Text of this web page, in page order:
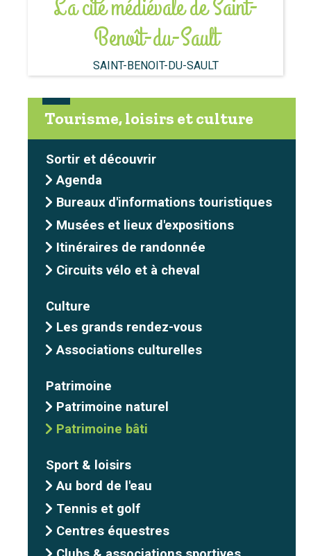
La cité médiévale de Saint-
Benoît-du-Sault
SAINT-BENOIT-DU-SAULT
Tourisme, loisirs et culture
Sortir et découvrir
Agenda
Bureaux d'informations touristiques
Musées et lieux d'expositions
Itinéraires de randonnée
Circuits vélo et à cheval
Culture
Les grands rendez-vous
Associations culturelles
Patrimoine
Patrimoine naturel
Patrimoine bâti
Sport & loisirs
Au bord de l'eau
Tennis et golf
Centres équestres